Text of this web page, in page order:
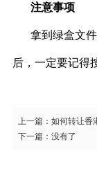
注意事项
拿到绿盒文
后，一定要记得
上一篇： 如何转让香
下一篇： 没有了